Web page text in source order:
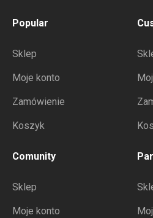
Popular
Sklep
Moje konto
Zamówienie
Koszyk
Comunity
Sklep
Moje konto